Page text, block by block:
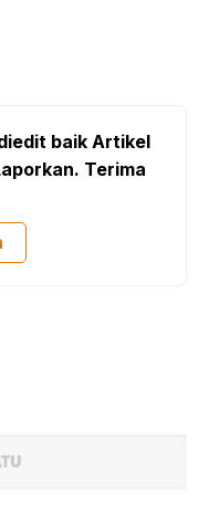
baik Artikel
Terima